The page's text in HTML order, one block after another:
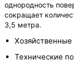
однородность
сокращает
3,5 метра.
Технические